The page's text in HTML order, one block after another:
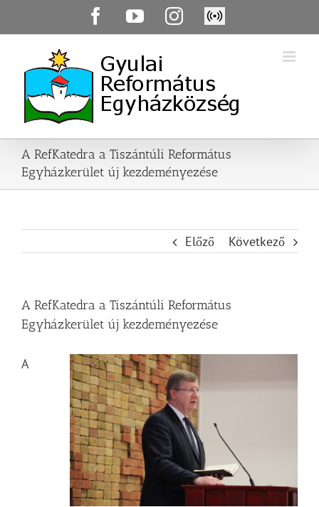
FacebookYouTubeInstagram
Élő
közvetítés
A RefKatedra a Tiszántúli Református
Egyházkerület új kezdeményezése
Előző Következő
A RefKatedra a Tiszántúli Református
Egyházkerület új kezdeményezése
A